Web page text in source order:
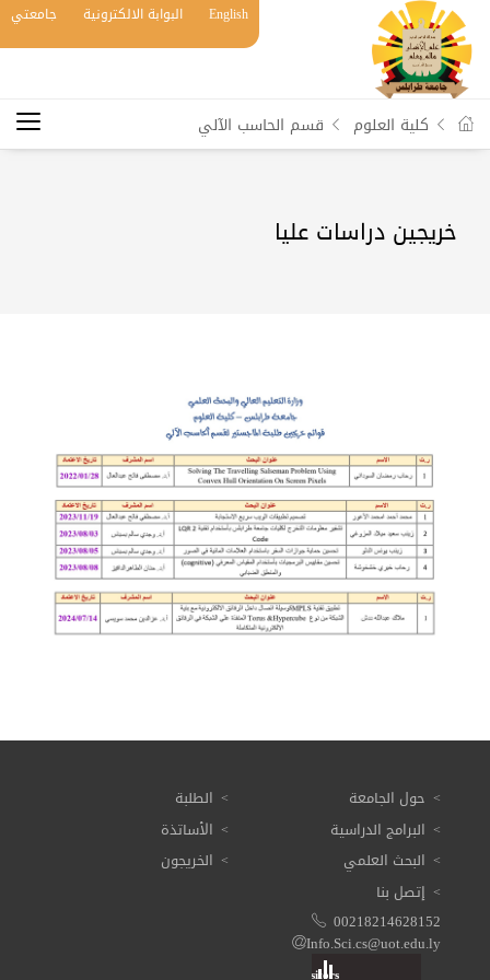
English البوابة الالكترونية جامعتي
كلية العلوم قسم الحاسب الآلي
خريجين دراسات عليا
حول الجامعة
البرامج الدراسية
البحث العلمي
الطلبة
الأساتذة
الخريجون
إتصل بنا
00218214628152
Info.Sci.cs@uot.edu.ly
Visitors